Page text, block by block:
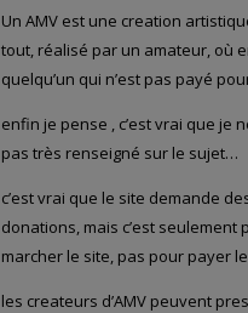
Un AMV est une creation
tout, réalisé par un amateur, où
quelqu’un qui n’est pas payé
enfin je pense , c’est vrai que je
pas très renseigné sur le sujet…
c’est vrai que le site demande
donations, mais c’est seulement
marcher le site, pas pour payer
les createurs d’AMV peuvent